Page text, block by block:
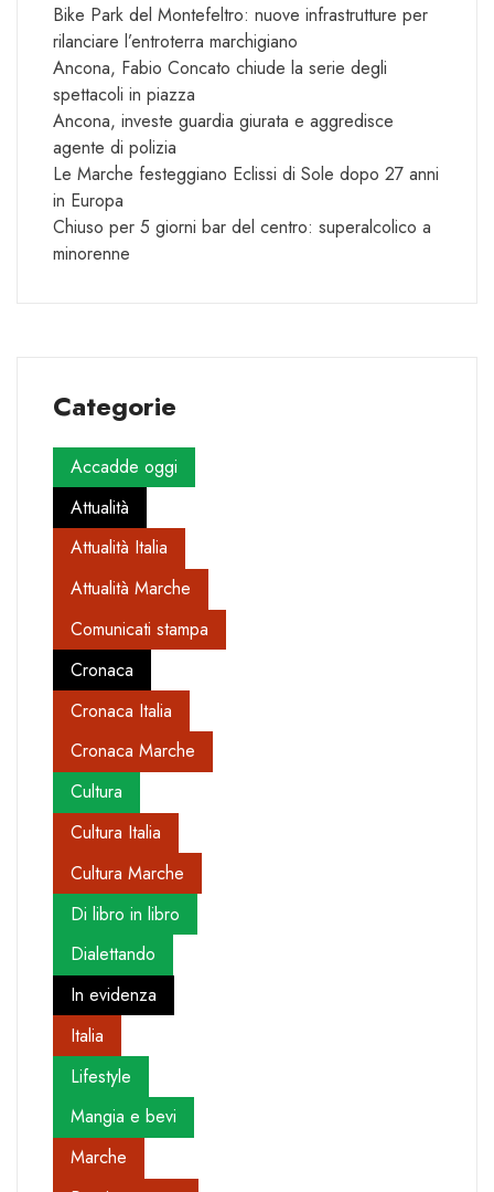
Bike Park del Montefeltro: nuove infrastrutture per
rilanciare l’entroterra marchigiano
Ancona, Fabio Concato chiude la serie degli
spettacoli in piazza
Ancona, investe guardia giurata e aggredisce
agente di polizia
Le Marche festeggiano Eclissi di Sole dopo 27 anni
in Europa
Chiuso per 5 giorni bar del centro: superalcolico a
minorenne
Categorie
Accadde oggi
Attualità
Attualità Italia
Attualità Marche
Comunicati stampa
Cronaca
Cronaca Italia
Cronaca Marche
Cultura
Cultura Italia
Cultura Marche
Di libro in libro
Dialettando
In evidenza
Italia
Lifestyle
Mangia e bevi
Marche